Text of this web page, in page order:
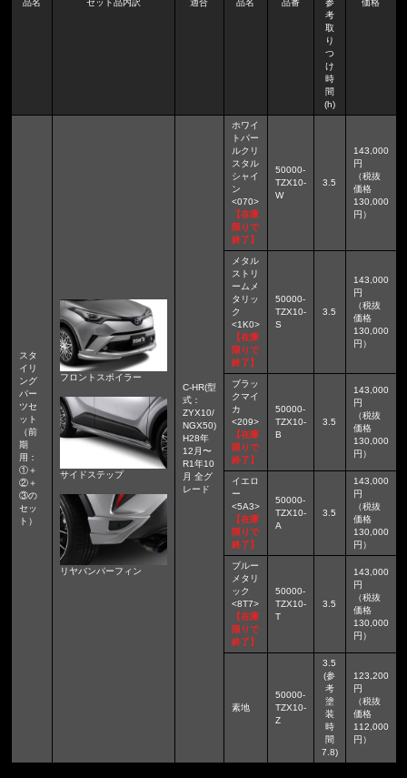
品名 セット品内訳 適合 品名 品番
参
考
取
り
つ
け
時
間
(h)
価格
スタ
イリ
ング
パー
ツセ
ット
（前
期
用：
①＋
②＋
③の
セッ
ト）
フロントスポイラー
サイドステップ
リヤバンパーフィン
C-HR(型
式：
ZYX10/
NGX50)
H28年
12月〜
R1年10
月 全グ
レード
ホワイ
トパー
ルクリ
スタル
シャイ
ン
<070>
【在庫
限りで
終了】
50000-
TZX10-
W
3.5
143,000
円
（税抜
価格
130,000
円）
メタル
ストリ
ームメ
タリッ
ク
<1K0>
【在庫
限りで
終了】
50000-
TZX10-
S
3.5
143,000
円
（税抜
価格
130,000
円）
ブラッ
クマイ
カ
<209>
【在庫
限りで
終了】
50000-
TZX10-
B
3.5
143,000
円
（税抜
価格
130,000
円）
イエロ
ー
<5A3>
【在庫
限りで
終了】
50000-
TZX10-
A
3.5
143,000
円
（税抜
価格
130,000
円）
ブルー
メタリ
ック
<8T7>
【在庫
限りで
終了】
50000-
TZX10-
T
3.5
143,000
円
（税抜
価格
130,000
円）
素地
50000-
TZX10-
Z
3.5
(参
考
塗
装
時
間
7.8)
123,200
円
（税抜
価格
112,000
円）